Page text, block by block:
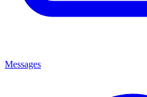
Messages